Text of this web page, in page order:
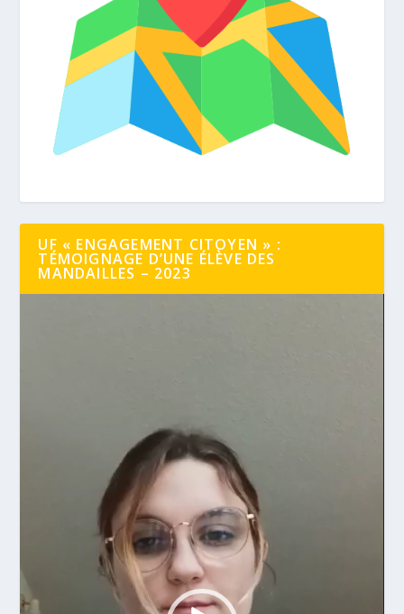
UF « ENGAGEMENT CITOYEN » :
TÉMOIGNAGE D’UNE ÉLÈVE DES
MANDAILLES – 2023